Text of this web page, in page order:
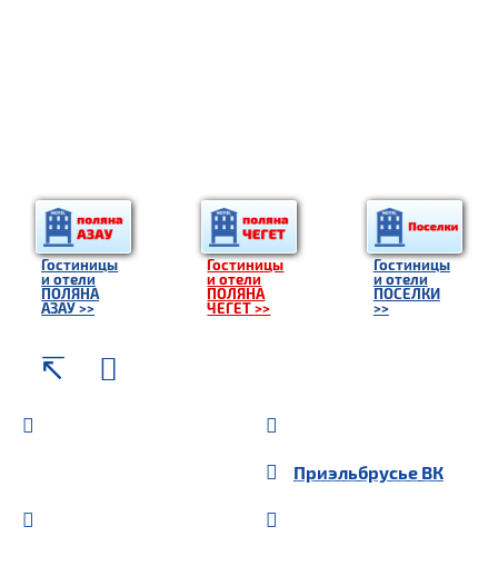
Гостиницы
и отели
ПОЛЯНА
АЗАУ >>
Гостиницы
и отели
ПОЛЯНА
ЧЕГЕТ >>
Гостиницы
и отели
ПОСЕЛКИ
>>
Приэльбрусье ВК